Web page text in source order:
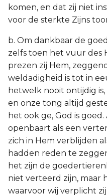
komen, en dat zij niet
voor de sterkte Zijns
b. Om dankbaar de
zelfs toen het vuur des
prezen zij Hem,
weldadigheid is tot in
hetwelk nooit ontijdig
en onze tong altijd
het ook ge, God is
openbaart als een
zich in Hem verblijden
hadden reden te
het zijn de
niet verteerd zijn, maar
waarvoor wij verplicht